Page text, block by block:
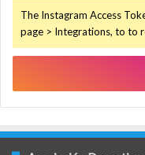
The Instagram Access
page > Integrations, to to